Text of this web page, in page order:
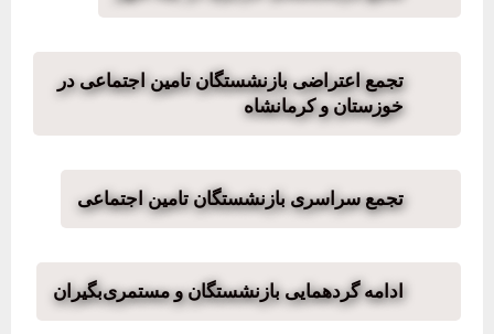
تجمع اعتراضی بازنشستگان تامین اجتماعی در
خوزستان و کرمانشاه
تجمع سراسری بازنشستگان تامین اجتماعی
ادامه گردهمایی بازنشستگان و مستمری‌بگیران